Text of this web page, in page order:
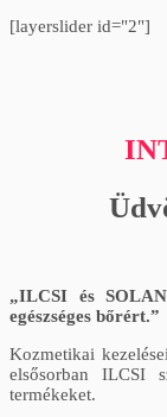
[layerslider id="2"]
„ILCSI és
egészséges bőrért.”
Kozmetikai
elsősorban ILCSI
termékeket.